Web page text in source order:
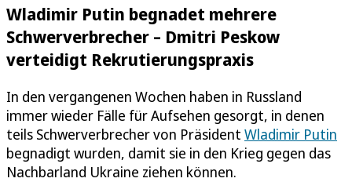
Wladimir Putin begnadet mehrere
Schwerverbrecher – Dmitri Peskow
verteidigt Rekrutierungspraxis
In den vergangenen Wochen haben in Russland
immer wieder Fälle für Aufsehen gesorgt, in denen
teils Schwerverbrecher von Präsident Wladimir Putin
begnadigt wurden, damit sie in den Krieg gegen das
Nachbarland Ukraine ziehen können.